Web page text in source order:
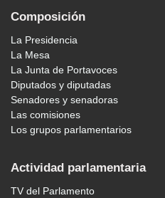
Composición
La Presidencia
La Mesa
La Junta de Portavoces
Diputados y diputadas
Senadores y senadoras
Las comisiones
Los grupos parlamentarios
Actividad parlamentaria
TV del Parlamento